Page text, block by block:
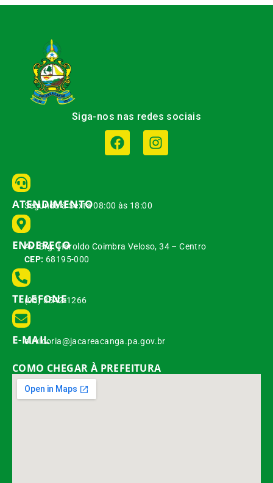
Siga-nos nas redes sociais
ATENDIMENTO
Segunda à Sexta 08:00 às 18:00
ENDEREÇO
Av. Brg. Haroldo Coimbra Veloso, 34 – Centro
CEP: 68195-000
TELEFONE
(93) 3542-1266
E-MAIL
ouvidoria@jacareacanga.pa.gov.br
COMO CHEGAR À PREFEITURA